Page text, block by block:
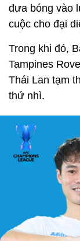
đưa bóng vào
cuộc cho đại
Trong khi đó,
Tampines
Thái Lan tạm
thứ nhì.